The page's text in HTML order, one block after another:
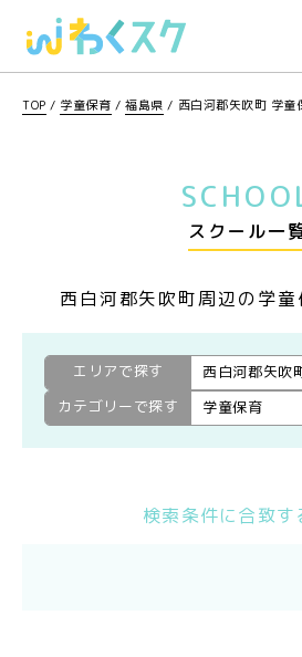
TOP / 学童保育 /福島県 / 西白河郡矢吹町 学童
スクール一
西白河郡矢吹町周辺の学
エリアで探す 西白河郡矢吹
カテゴリーで探す
学童保育
検索条件に合致す